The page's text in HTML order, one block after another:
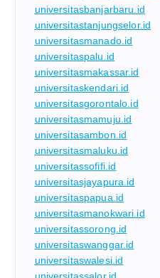
universitasbanjarbaru.id
universitastanjungselor.id
universitasmanado.id
universitaspalu.id
universitasmakassar.id
universitaskendari.id
universitasgorontalo.id
universitasmamuju.id
universitasambon.id
universitasmaluku.id
universitassofifi.id
universitasjayapura.id
universitaspapua.id
universitasmanokwari.id
universitassorong.id
universitaswanggar.id
universitaswalesi.id
universitassalor.id